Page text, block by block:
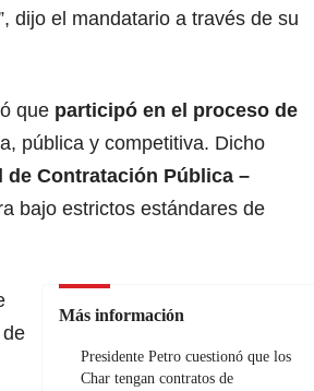
dijo el mandatario a través de su
que participó en el proceso de
pública y competitiva. Dicho
de Contratación Pública –
bajo estrictos estándares de
Más información
Presidente Petro cuestionó que los
Char tengan contratos de